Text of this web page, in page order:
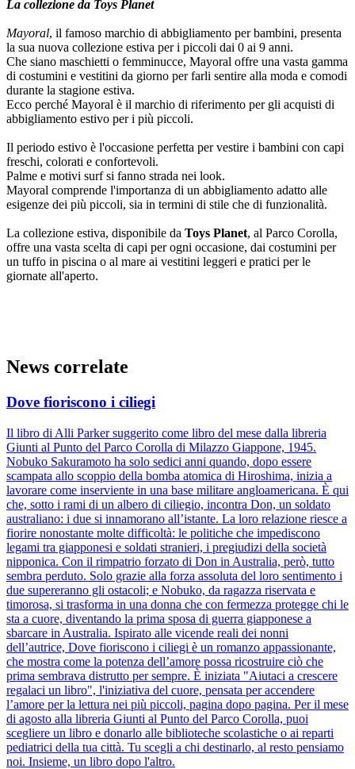
La collezione da Toys Planet
Mayoral, il famoso marchio di abbigliamento per bambini, presenta
la sua nuova collezione estiva per i piccoli dai 0 ai 9 anni.
Che siano maschietti o femminucce, Mayoral offre una vasta gamma
di costumini e vestitini da giorno per farli sentire alla moda e comodi
durante la stagione estiva.
Ecco perché Mayoral è il marchio di riferimento per gli acquisti di
abbigliamento estivo per i più piccoli.
Il periodo estivo è l'occasione perfetta per vestire i bambini con capi
freschi, colorati e confortevoli.
Palme e motivi surf si fanno strada nei look.
Mayoral comprende l'importanza di un abbigliamento adatto alle
esigenze dei più piccoli, sia in termini di stile che di funzionalità.
La collezione estiva, disponibile da Toys Planet, al Parco Corolla,
offre una vasta scelta di capi per ogni occasione, dai costumini per
un tuffo in piscina o al mare ai vestitini leggeri e pratici per le
giornate all'aperto.
News correlate
Dove fioriscono i ciliegi
Il libro di Alli Parker suggerito come libro del mese dalla libreria
Giunti al Punto del Parco Corolla di Milazzo Giappone, 1945.
Nobuko Sakuramoto ha solo sedici anni quando, dopo essere
scampata allo scoppio della bomba atomica di Hiroshima, inizia a
lavorare come inserviente in una base militare angloamericana. È qui
che, sotto i rami di un albero di ciliegio, incontra Don, un soldato
australiano: i due si innamorano all’istante. La loro relazione riesce a
fiorire nonostante molte difficoltà: le politiche che impediscono
legami tra giapponesi e soldati stranieri, i pregiudizi della società
nipponica. Con il rimpatrio forzato di Don in Australia, però, tutto
sembra perduto. Solo grazie alla forza assoluta del loro sentimento i
due supereranno gli ostacoli; e Nobuko, da ragazza riservata e
timorosa, si trasforma in una donna che con fermezza protegge chi le
sta a cuore, diventando la prima sposa di guerra giapponese a
sbarcare in Australia. Ispirato alle vicende reali dei nonni
dell’autrice, Dove fioriscono i ciliegi è un romanzo appassionante,
che mostra come la potenza dell’amore possa ricostruire ciò che
prima sembrava distrutto per sempre. È iniziata "Aiutaci a crescere
regalaci un libro", l'iniziativa del cuore, pensata per accendere
l’amore per la lettura nei più piccoli, pagina dopo pagina. Per il mese
di agosto alla libreria Giunti al Punto del Parco Corolla, puoi
scegliere un libro e donarlo alle biblioteche scolastiche o ai reparti
pediatrici della tua città. Tu scegli a chi destinarlo, al resto pensiamo
noi. Insieme, un libro dopo l'altro.